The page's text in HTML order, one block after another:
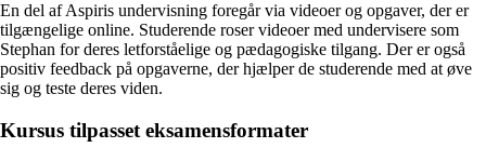
En del af Aspiris undervisning foregår via videoer og opgaver, der er
tilgængelige online. Studerende roser videoer med undervisere som
Stephan for deres letforståelige og pædagogiske tilgang. Der er også
positiv feedback på opgaverne, der hjælper de studerende med at øve
sig og teste deres viden.
Kursus tilpasset eksamensformater